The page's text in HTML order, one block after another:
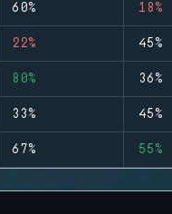
60% 18%
22% 45%
80% 36%
33% 45%
67% 55%